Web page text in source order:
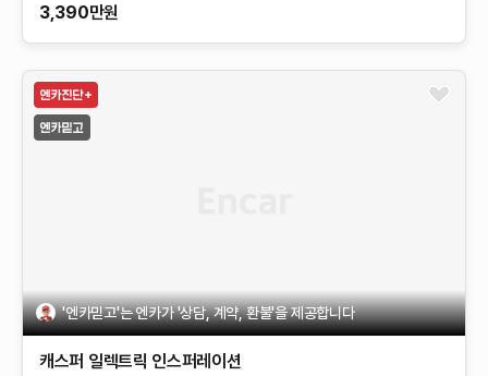
3,390만원
'엔카믿고'는 엔카가 '상담, 계약, 환불'을 제공합니다
캐스퍼 일렉트릭 인스퍼레이션